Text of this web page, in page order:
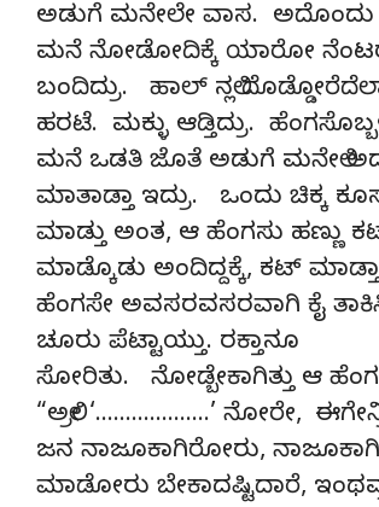
ಅಡುಗೆ ಮನೇಲೇ ವಾಸ.
ಮನೆ ನೋಡೋದಿಕ್ಕೆ ಯಾರೋ
ಬಂದಿದ್ರು. ಹಾಲ್ ನಲ್ಲಿ
ಹರಟೆ. ಮಕ್ಳು ಆಡ್ತಿದ್ರು.
ಮನೆ ಒಡತಿ ಜೊತೆ ಅಡುಗೆ ಮನೇಲಿ
ಮಾತಾಡ್ತಾ ಇದ್ರು. ಒಂದು ಚಿಕ್ಕ
ಮಾಡ್ತು ಅಂತ, ಆ ಹೆಂಗಸು ಹಣ್ಣು
ಮಾಡ್ಕೊಡು ಅಂದಿದ್ದಕ್ಕೆ, ಕಟ್
ಹೆಂಗಸೇ ಅವಸರವಸರವಾಗಿ ಕೈ
ಚೂರು ಪೆಟ್ಟಾಯ್ತು. ರಕ್ತಾನೂ
ಸೋರಿತು. ನೋಡ್ಬೇಕಾಗಿತ್ತು ಆ
“ಅಲ್ರೀ ‘……………….’ ನೋರೇ,
ಜನ ನಾಜೂಕಾಗಿರೋರು,
ಮಾಡೋರು ಬೇಕಾದಷ್ಟಿದಾರೆ,